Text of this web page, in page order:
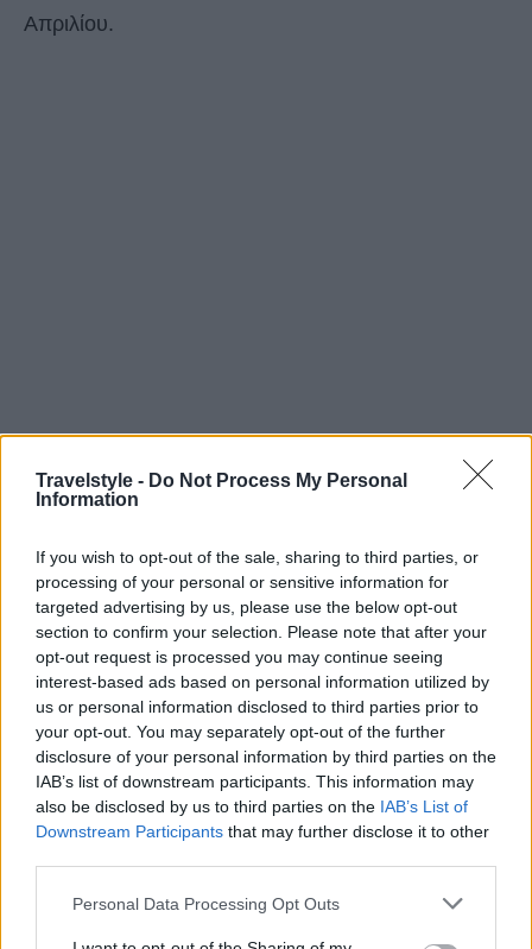
Travelstyle - Do Not Process My Personal
Information
If you wish to opt-out of the sale, sharing to third parties, or
processing of your personal or sensitive information for
targeted advertising by us, please use the below opt-out
section to confirm your selection. Please note that after your
opt-out request is processed you may continue seeing
interest-based ads based on personal information utilized by
us or personal information disclosed to third parties prior to
your opt-out. You may separately opt-out of the further
disclosure of your personal information by third parties on the
IAB’s list of downstream participants. This information may
also be disclosed by us to third parties on the IAB’s List of
Downstream Participants that may further disclose it to other
Please note that this website/app uses one or more Google
Personal Data Processing Opt Outs
Απριλίου.
Βαλντέζ, Αλάσκα
Η πιο…χιονισμένη πόλη στις Ηνωμένες Πολιτείες
είναι το Βαλντέζ καθώς το χιόνι αγγίζει τα 798 εκ.
ετησίως. Στεφανωμένη από βουνά και με το χιόνι
να πέφτει ακατάπαυστα, το Βαλντέζ αποτελεί
αγαπημένο προορισμό όσων αγαπούν τα χειμερινά
σπορ.